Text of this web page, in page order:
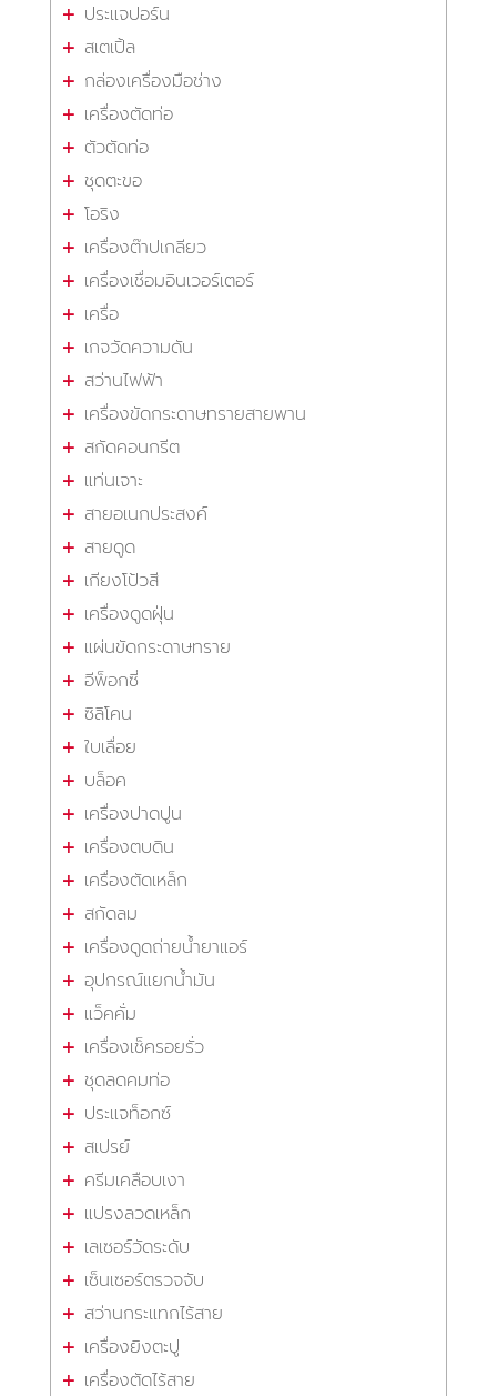
ประแจปอร์น
สเตเปิ้ล
กล่องเครื่องมือช่าง
เครื่องตัดท่อ
ตัวตัดท่อ
ชุดตะขอ
โอริง
เครื่องต๊าปเกลียว
เครื่องเชื่อมอินเวอร์เตอร์
เครื่อ
เกจวัดความดัน
สว่านไฟฟ้า
เครื่องขัดกระดาษทรายสายพาน
สกัดคอนกรีต
แท่นเจาะ
สายอเนกประสงค์
สายดูด
เกียงโป้วสี
เครื่องดูดฝุ่น
แผ่นขัดกระดาษทราย
อีพ็อกซี่
ซิลิโคน
ใบเลื่อย
บล็อค
เครื่องปาดปูน
เครื่องตบดิน
เครื่องตัดเหล็ก
สกัดลม
เครื่องดูดถ่ายน้ำยาแอร์
อุปกรณ์แยกน้ำมัน
แว็คคั่ม
เครื่องเช็ครอยรั่ว
ชุดลดคมท่อ
ประแจท็อกซ์
สเปรย์
ครีมเคลือบเงา
แปรงลวดเหล็ก
เลเซอร์วัดระดับ
เซ็นเซอร์ตรวจจับ
สว่านกระแทกไร้สาย
เครื่องยิงตะปู
เครื่องตัดไร้สาย